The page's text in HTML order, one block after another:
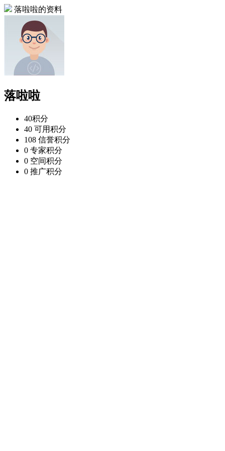
落啦啦的资料
落啦啦
40积分
40 可用积分
108 信誉积分
0 专家积分
0 空间积分
0 推广积分